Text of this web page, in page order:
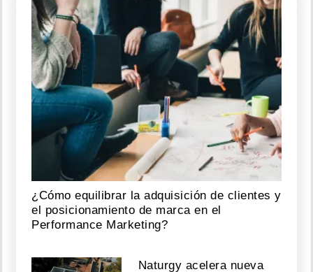
¿Cómo equilibrar la adquisición de clientes y
el posicionamiento de marca en el
Performance Marketing?
Naturgy acelera nueva